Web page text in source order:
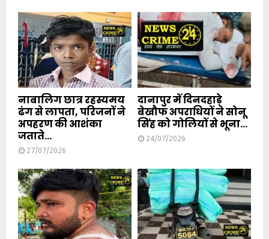
नाबालिग छात्र रहस्यमय
ढंग से लापता, परिजनों ने
अपहरण की आशंका
जताते...
27/07/2026
दानापुर में दिनदहाड़े
बेखौफ अपराधियों ने सोनू
सिंह को गोलियों से भूना...
24/07/2026